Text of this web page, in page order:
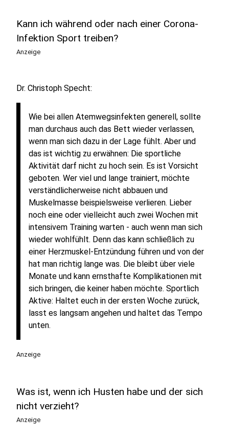
Kann ich während oder nach einer Corona-
Infektion Sport treiben?
Anzeige
Dr. Christoph Specht:
Wie bei allen Atemwegsinfekten generell, sollte
man durchaus auch das Bett wieder verlassen,
wenn man sich dazu in der Lage fühlt. Aber und
das ist wichtig zu erwähnen: Die sportliche
Aktivität darf nicht zu hoch sein. Es ist Vorsicht
geboten. Wer viel und lange trainiert, möchte
verständlicherweise nicht abbauen und
Muskelmasse beispielsweise verlieren. Lieber
noch eine oder vielleicht auch zwei Wochen mit
intensivem Training warten - auch wenn man sich
wieder wohlfühlt. Denn das kann schließlich zu
einer Herzmuskel-Entzündung führen und von der
hat man richtig lange was. Die bleibt über viele
Monate und kann ernsthafte Komplikationen mit
sich bringen, die keiner haben möchte. Sportlich
Aktive: Haltet euch in der ersten Woche zurück,
lasst es langsam angehen und haltet das Tempo
unten.
Anzeige
Was ist, wenn ich Husten habe und der sich
nicht verzieht?
Anzeige